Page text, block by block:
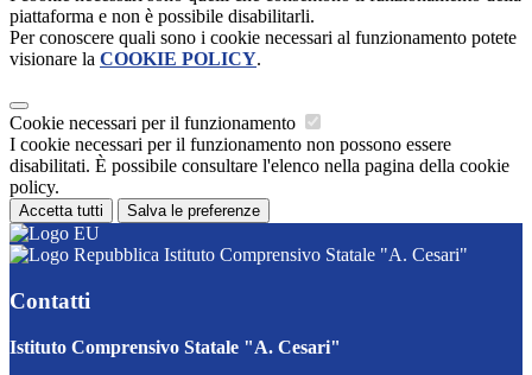
piattaforma e non è possibile disabilitarli.
Per conoscere quali sono i cookie necessari al funzionamento potete
visionare la COOKIE POLICY.
Cookie necessari per il funzionamento
I cookie necessari per il funzionamento non possono essere
disabilitati. È possibile consultare l'elenco nella pagina della cookie
policy.
Accetta tutti Salva le preferenze
Istituto Comprensivo Statale "A. Cesari"
Contatti
Istituto Comprensivo Statale "A. Cesari"